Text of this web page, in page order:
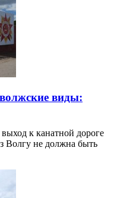
виды:
к канатной дороге
Волгу не должна быть